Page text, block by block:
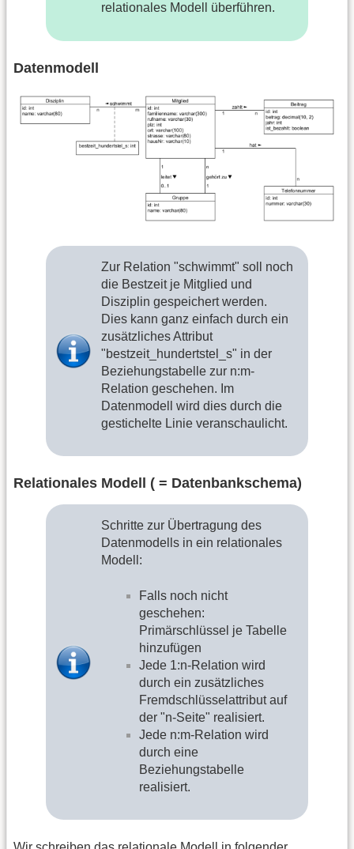
relationales Modell überführen.
Datenmodell
Zur Relation "schwimmt" soll noch
die Bestzeit je Mitglied und
Disziplin gespeichert werden.
Dies kann ganz einfach durch ein
zusätzliches Attribut
"bestzeit_hundertstel_s" in der
Beziehungstabelle zur n:m-
Relation geschehen. Im
Datenmodell wird dies durch die
gestichelte Linie veranschaulicht.
Relationales Modell ( = Datenbankschema)
Schritte zur Übertragung des
Datenmodells in ein relationales
Modell:
Falls noch nicht
geschehen:
Primärschlüssel je Tabelle
hinzufügen
Jede 1:n-Relation wird
durch ein zusätzliches
Fremdschlüsselattribut auf
der "n-Seite" realisiert.
Jede n:m-Relation wird
durch eine
Beziehungstabelle
realisiert.